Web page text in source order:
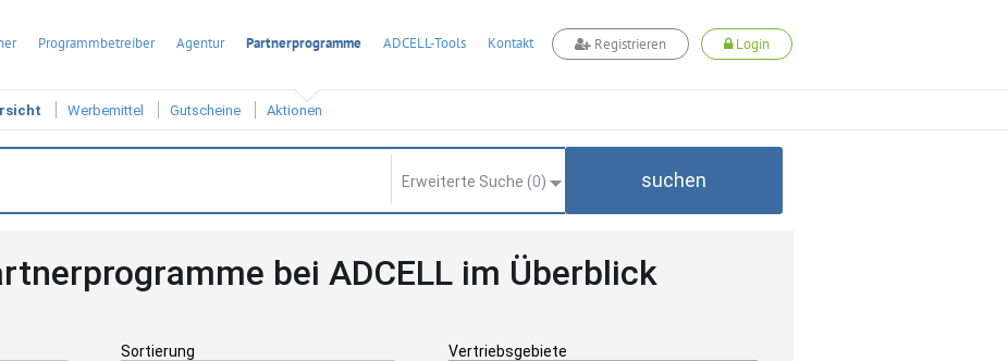
Programmbetreiber Agentur Partnerprogramme ADCELL-Tools Kontakt Registrieren Login
Werbemittel Gutscheine Aktionen
Erweiterte Suche (0) suchen
bei ADCELL im Überblick
Sortierung
Vertriebsgebiete